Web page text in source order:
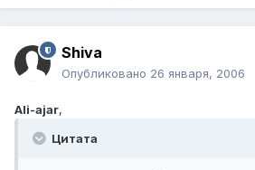
Shiva
Опубликовано 26 января, 2006
Ali-ajar,
Цитата